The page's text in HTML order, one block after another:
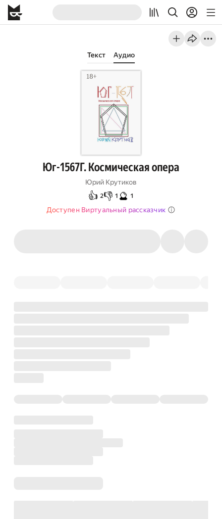
Текст Аудио
Юг-1567Г. Космическая опера
Юрий Крутиков
👍 2👎 1 🔮 1
Доступен Виртуальный рассказчик